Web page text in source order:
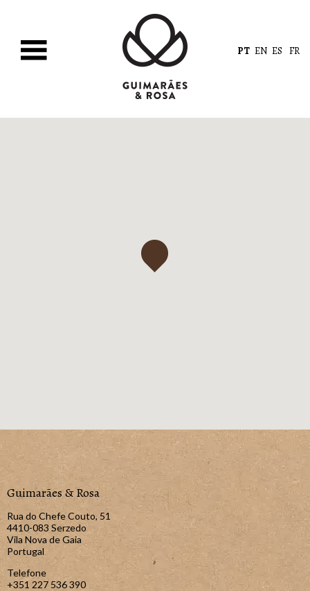
PT EN ES FR
Guimarães & Rosa
Rua do Chefe Couto, 51
4410-083 Serzedo
Vila Nova de Gaia
Portugal
Telefone
+351 227 536 390